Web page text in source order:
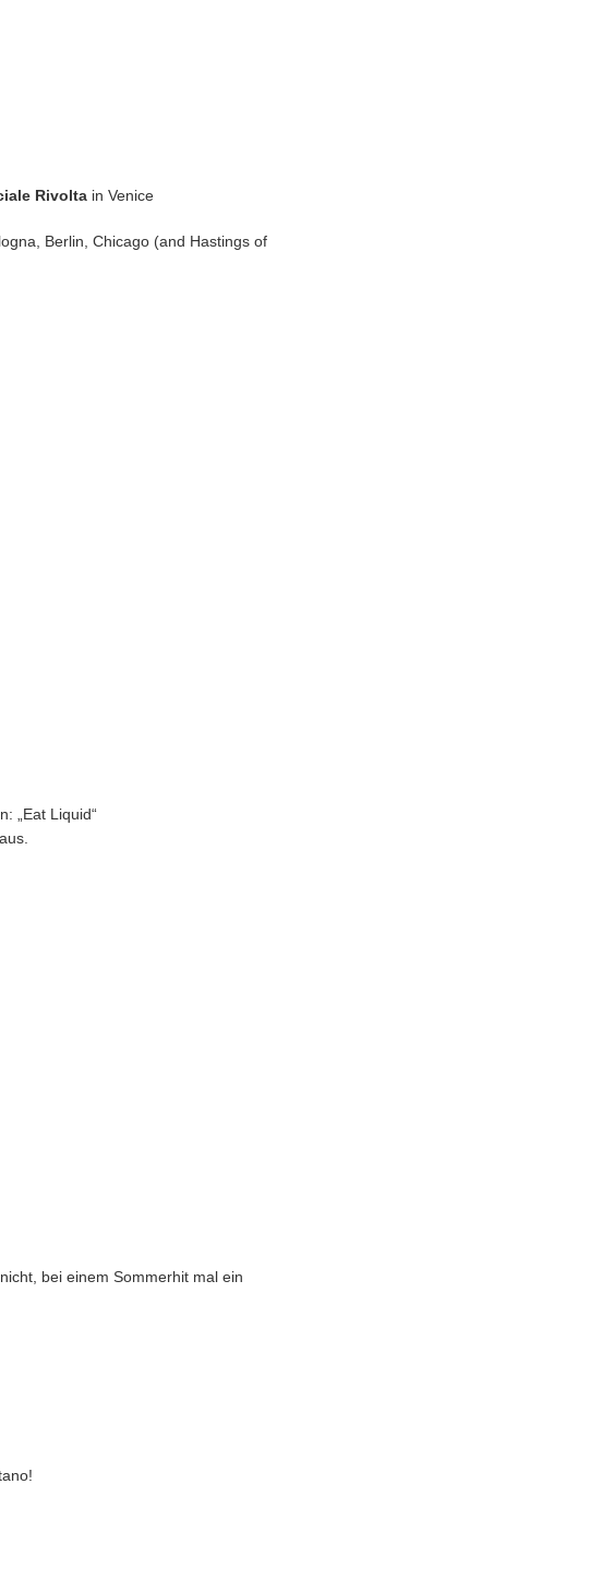
Rivolta in Venice
Berlin, Chicago (and Hastings of
„Eat Liquid“
bei einem Sommerhit mal ein